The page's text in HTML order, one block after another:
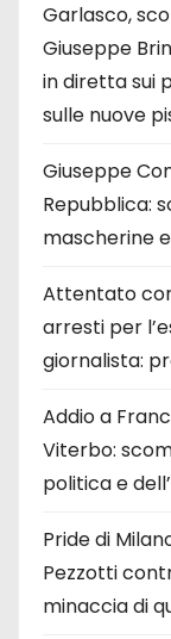
Garlasco,
Giuseppe
in diretta sui
sulle nuove
Giuseppe
Repubblica:
mascherine
Attentato
arresti per
giornalista:
Addio a
Viterbo:
politica e
Pride di
Pezzotti
minaccia di